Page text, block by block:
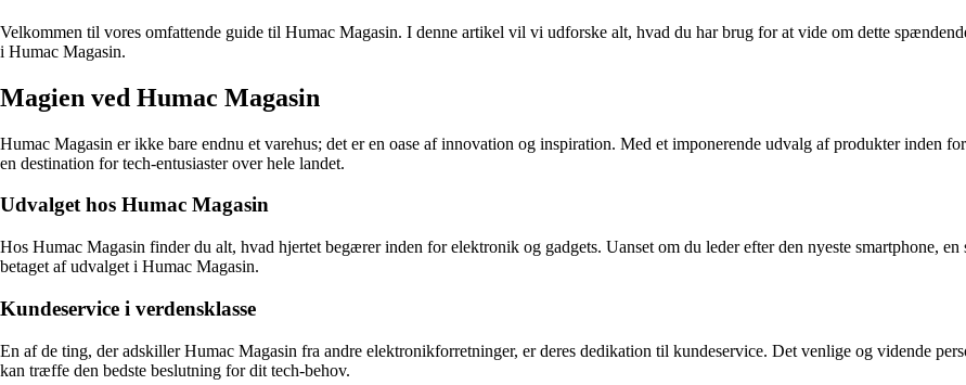
Velkommen til vores omfattende guide til Humac Magasin. I denne artikel vil vi udforske alt, hvad du har brug for at vide om dette
i Humac Magasin.
Magien ved Humac Magasin
Humac Magasin er ikke bare endnu et varehus; det er en oase af innovation og inspiration. Med et imponerende udvalg af produkter inden
en destination for tech-entusiaster over hele landet.
Udvalget hos Humac Magasin
Hos Humac Magasin finder du alt, hvad hjertet begærer inden for elektronik og gadgets. Uanset om du leder efter den nyeste smartphone,
betaget af udvalget i Humac Magasin.
Kundeservice i verdensklasse
En af de ting, der adskiller Humac Magasin fra andre elektronikforretninger, er deres dedikation til kundeservice. Det venlige og vidende
kan træffe den bedste beslutning for dit tech-behov.